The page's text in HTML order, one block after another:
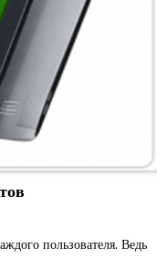
пользователя. Ведь